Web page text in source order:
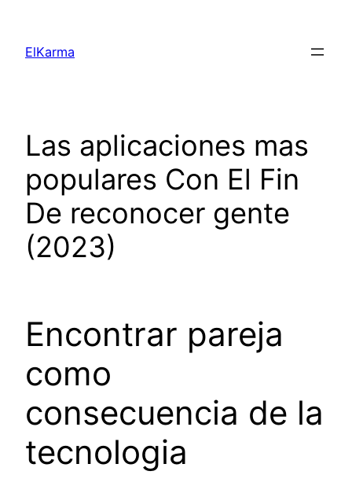
content
ElKarma
Las aplicaciones mas
populares Con El Fin
De reconocer gente
(2023)
Encontrar pareja
como
consecuencia de la
tecnologia